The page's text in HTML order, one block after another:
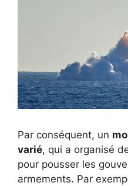
Par conséquent, un
varié, qui a organisé
pour pousser les
armements. Par